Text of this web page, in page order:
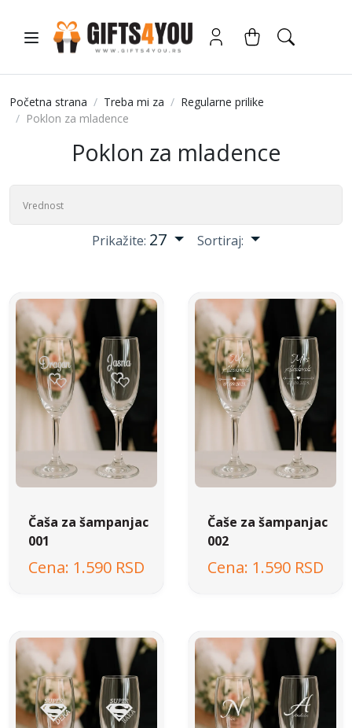
Početna strana Treba mi za
Regularne prilike
Poklon za mladence
Poklon za mladence
Prikažite: 27 Sortiraj:
Čaša za šampanjac
001
1.590 RSD
Čaše za šampanjac
002
1.590 RSD